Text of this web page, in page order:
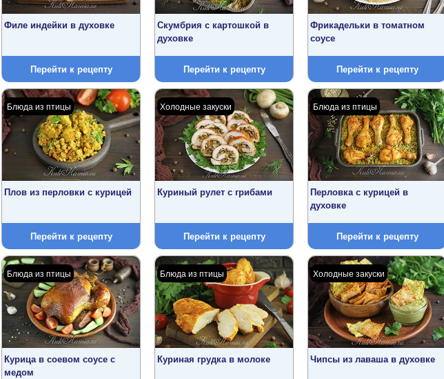
Перейти к рецепту
Филе индейки в духовке
Перейти к рецепту
Скумбрия с картошкой в
духовке
Перейти к рецепту
Фрикадельки в томатном
соусе
Перейти к рецепту
Плов из перловки с курицей
Блюда из птицы
Перейти к рецепту
Куриный рулет с грибами
Холодные закуски
Перейти к рецепту
Перловка с курицей в
духовке
Блюда из птицы
Курица в соевом соусе с
медом
Блюда из птицы
Куриная грудка в молоке
Блюда из птицы
Чипсы из лаваша в духовке
Холодные закуски